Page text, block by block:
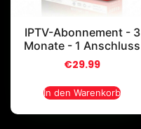
IPTV-Abonnement - 3
Monate - 1 Anschluss
€29.99
In den Warenkorb